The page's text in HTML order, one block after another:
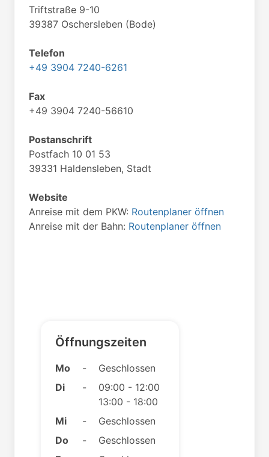
Triftstraße 9-10
39387 Oschersleben (Bode)
Telefon
+49 3904 7240-6261
Fax
+49 3904 7240-56610
Postanschrift
Postfach 10 01 53
39331 Haldensleben, Stadt
Website
Anreise mit dem PKW: Routenplaner öffnen
Anreise mit der Bahn: Routenplaner öffnen
Öffnungszeiten
Mo -
Geschlossen
Di
-
09:00 - 12:00
13:00 - 18:00
Mi
-
Geschlossen
Do
-
Geschlossen